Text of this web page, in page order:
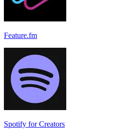
Feature.fm
Spotify for Creators